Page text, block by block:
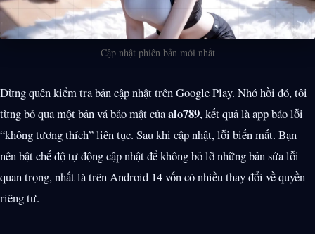
Cập nhật phiên bản mới nhất
Đừng quên kiểm tra bản cập nhật trên Google Play. Nhớ hồi đó, tôi
từng bỏ qua một bản vá bảo mật củaalo789, kết quả là app báo lỗi
“không tương thích” liên tục. Sau khi cập nhật, lỗi biến mất. Bạn
nên bật chế độ tự động cập nhật để không bỏ lỡ những bản sửa lỗi
quan trọng, nhất là trên Android 14 vốn có nhiều thay đổi về quyền
riêng tư.